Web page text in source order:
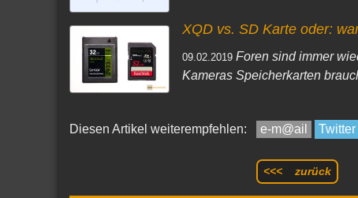
XQD vs. SD Karte oder:
09.02.2019 Foren sind immer
Kameras Speicherkarten
Diesen Artikel weiterempfehlen: e-m@ail Twitter
<<< zurück